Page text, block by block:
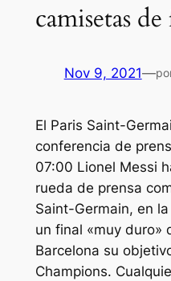
camisetas
Nov 9, 2021—
El Paris Saint-
conferencia de
07:00 Lionel Messi
rueda de prensa
Saint-Germain, en
un final «muy duro»
Barcelona su
Champions.